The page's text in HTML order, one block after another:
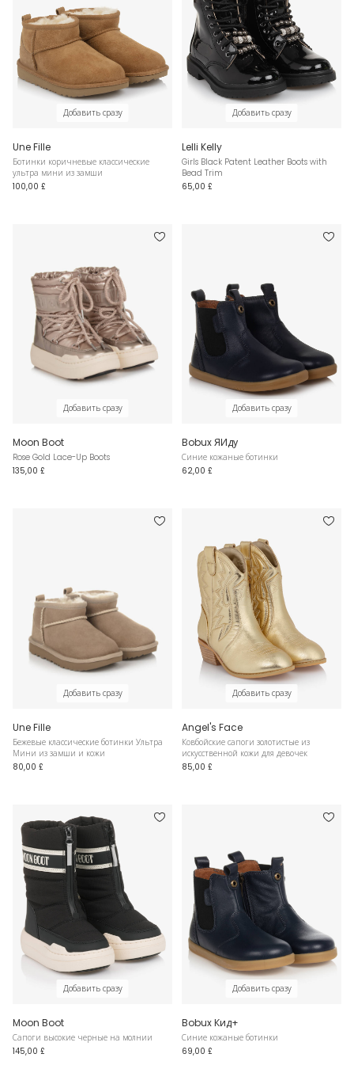
Добавить сразу
Une Fille
Ботинки коричневые классические
ультра мини из замши
100,00 £
Добавить сразу
Lelli Kelly
Girls Black Patent Leather Boots with
Bead Trim
65,00 £
Добавить сразу
Moon Boot
Rose Gold Lace-Up Boots
135,00 £
Добавить сразу
Bobux ЯИду
Синие кожаные ботинки
62,00 £
Добавить сразу
Une Fille
Бежевые классические ботинки Ультра
Мини из замши и кожи
80,00 £
Добавить сразу
Angel's Face
Ковбойские сапоги золотистые из
искусственной кожи для девочек
85,00 £
Добавить сразу
Moon Boot
Сапоги высокие черные на молнии
145,00 £
Добавить сразу
Bobux Кид+
Синие кожаные ботинки
69,00 £